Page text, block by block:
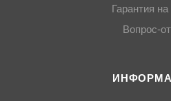
Гарантия на
Вопрос-